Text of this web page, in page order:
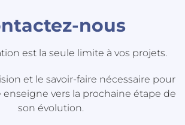
nous
est la seule limite à vos projets.
et le savoir-faire nécessaire pour
vers la prochaine étape de
son évolution.